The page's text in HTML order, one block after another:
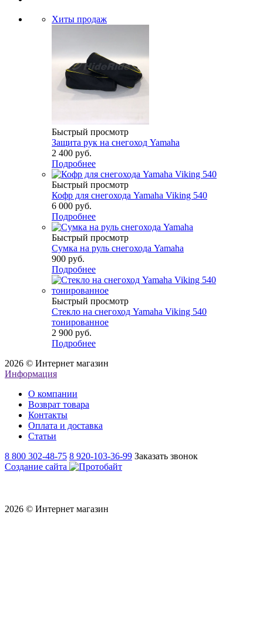
Хиты продаж
Быстрый просмотр
Защита рук на снегоход Yamaha
2 400 руб.
Подробнее
Быстрый просмотр
Кофр для снегохода Yamaha Viking 540
6 000 руб.
Подробнее
Быстрый просмотр
Сумка на руль снегохода Yamaha
900 руб.
Подробнее
Быстрый просмотр
Стекло на снегоход Yamaha Viking 540
тонированное
2 900 руб.
Подробнее
2026 © Интернет магазин
Информация
О компании
Возврат товара
Контакты
Оплата и доставка
Статьи
8 800 302-48-75 8 920-103-36-99 Заказать звонок
Создание сайта
2026 © Интернет магазин